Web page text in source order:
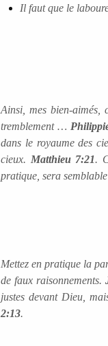
Il faut que le
Ainsi, mes bien-aimés,
tremblement …
dans le royaume des
cieux. Matthieu 7:21.
pratique, sera
Mettez en pratique la
de faux raisonnements.
justes devant Dieu,
2:13.